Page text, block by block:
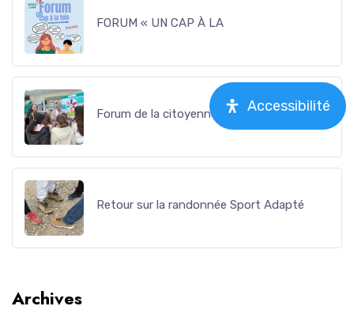
FORUM « UN CAP À LA
Forum de la citoyenneté – Lavaur
Retour sur la randonnée Sport Adapté
Archives
Accessibilité